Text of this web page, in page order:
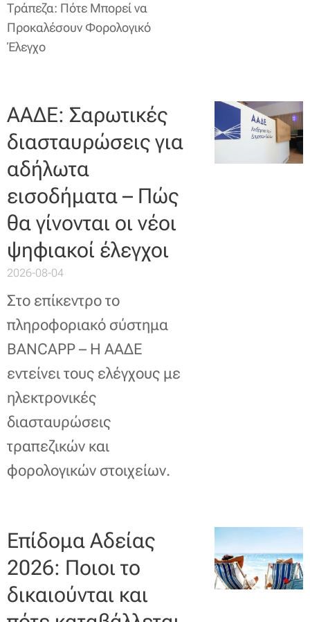
Τράπεζα: Πότε Μπορεί να
Προκαλέσουν Φορολογικό
Έλεγχο
ΑΑΔΕ: Σαρωτικές
διασταυρώσεις για
αδήλωτα
εισοδήματα – Πώς
θα γίνονται οι νέοι
ψηφιακοί έλεγχοι
2026-08-04
Στο επίκεντρο το
πληροφοριακό σύστημα
BANCAPP – Η ΑΑΔΕ
εντείνει τους ελέγχους με
ηλεκτρονικές
διασταυρώσεις
τραπεζικών και
φορολογικών στοιχείων.
Επίδομα Αδείας
2026: Ποιοι το
δικαιούνται και